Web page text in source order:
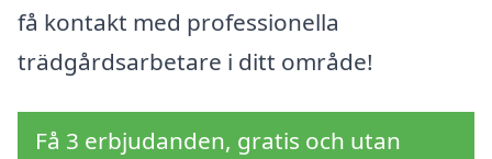
få kontakt med professionella
trädgårdsarbetare i ditt område!
Få 3 erbjudanden, gratis och utan